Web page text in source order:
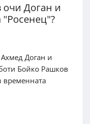
Доган и
"Росенец"?
Доган и
Бойко Рашков
временната